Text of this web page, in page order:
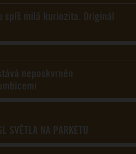
spíš milá kuriozita. Originál
neposkvrněn
SVĚTLA NA PARKETU